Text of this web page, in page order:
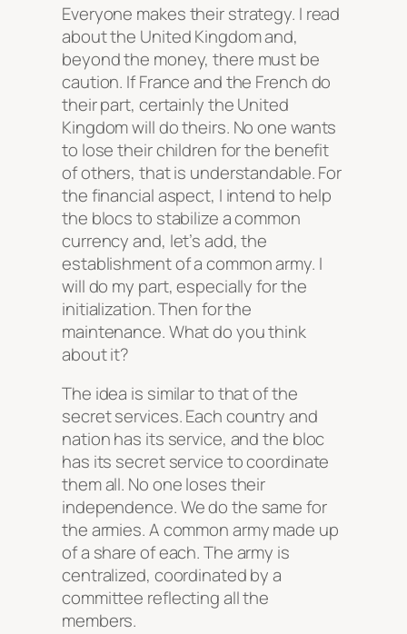
Everyone makes their strategy. I read
about the United Kingdom and,
beyond the money, there must be
caution. If France and the French do
their part, certainly the United
Kingdom will do theirs. No one wants
to lose their children for the benefit
of others, that is understandable. For
the financial aspect, I intend to help
the blocs to stabilize a common
currency and, let’s add, the
establishment of a common army. I
will do my part, especially for the
initialization. Then for the
maintenance. What do you think
about it?
The idea is similar to that of the
secret services. Each country and
nation has its service, and the bloc
has its secret service to coordinate
them all. No one loses their
independence. We do the same for
the armies. A common army made up
of a share of each. The army is
centralized, coordinated by a
committee reflecting all the
members.